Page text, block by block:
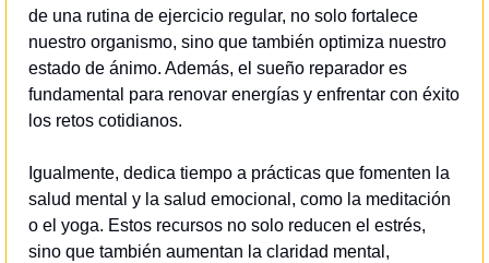
de una rutina de ejercicio regular, no solo fortalece
nuestro organismo, sino que también optimiza nuestro
estado de ánimo. Además, el sueño reparador es
fundamental para renovar energías y enfrentar con éxito
los retos cotidianos.
Igualmente, dedica tiempo a prácticas que fomenten la
salud mental y la salud emocional, como la meditación
o el yoga. Estos recursos no solo reducen el estrés,
sino que también aumentan la claridad mental,